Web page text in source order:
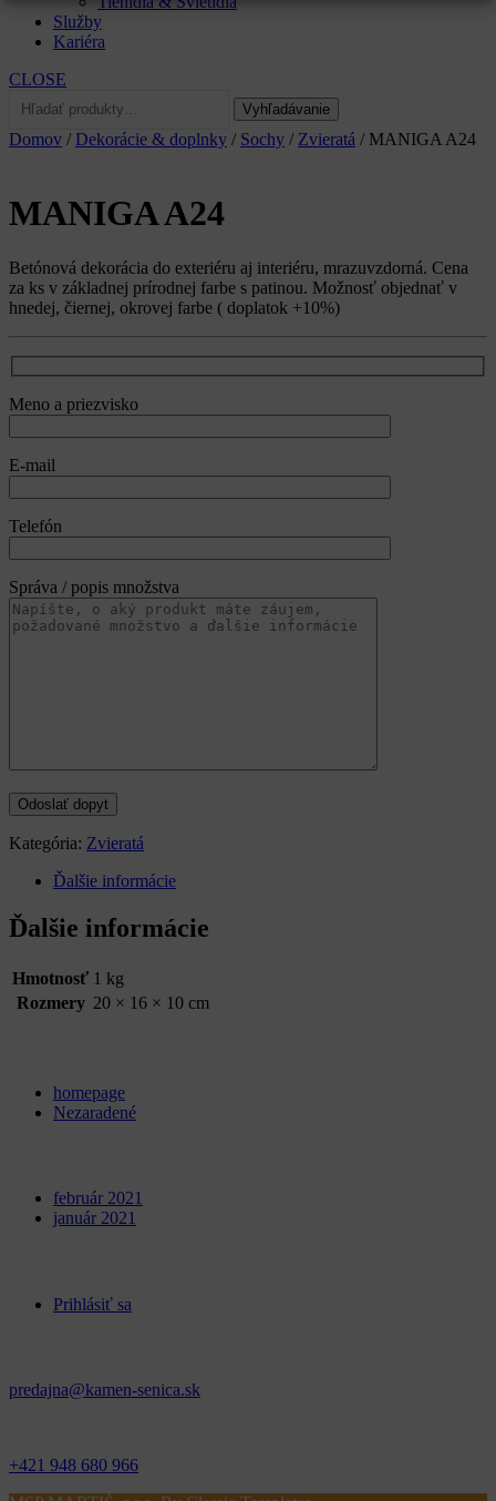
Služby
Kariéra
CLOSE
Vyhľadávanie
Domov / Dekorácie & doplnky / Sochy / Zvieratá / MANIGA A24
MANIGA A24
Betónová dekorácia do exteriéru aj interiéru, mrazuvzdorná. Cena
za ks v základnej prírodnej farbe s patinou. Možnosť objednať v
hnedej, čiernej, okrovej farbe ( doplatok +10%)
Meno a priezvisko
E-mail
Telefón
Správa / popis množstva
Kategória: Zvieratá
Ďalšie informácie
Ďalšie informácie
Hmotnosť 1 kg
Rozmery 20 × 16 × 10 cm
homepage
Nezaradené
február 2021
január 2021
Prihlásiť sa
predajna@kamen-senica.sk
+421 948 680 966